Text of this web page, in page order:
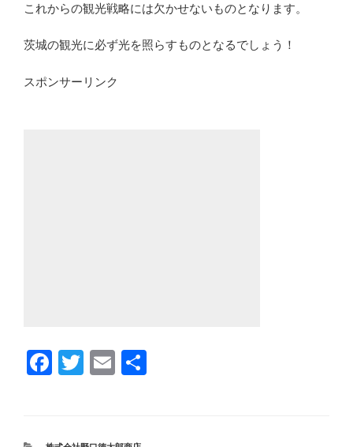
これからの観光戦略には欠かせないものとなります。
茨城の観光に必ず光を照らすものとなるでしょう！
スポンサーリンク
F
e
T
er
E